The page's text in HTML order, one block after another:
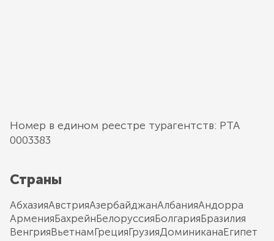
Номер в едином реестре турагентств: РТА
0003383
Страны
АбхазияАвстрияАзербайджанАлбанияАндорра
АрменияБахрейнБелоруссияБолгарияБразилия
ВенгрияВьетнамГрецияГрузияДоминиканаЕгипет